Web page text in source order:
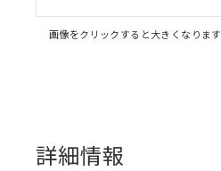
画像をクリックすると大きくなります
詳細情報